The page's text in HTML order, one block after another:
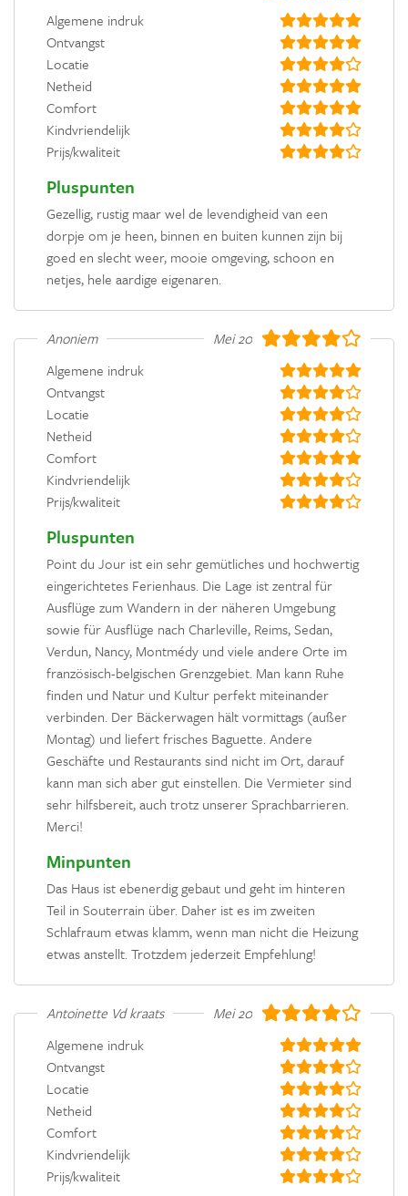
Algemene indruk
Ontvangst
Locatie
Netheid
Comfort
Kindvriendelijk
Prijs/kwaliteit
Pluspunten
Gezellig, rustig maar wel de levendigheid van een
dorpje om je heen, binnen en buiten kunnen zijn bij
goed en slecht weer, mooie omgeving, schoon en
netjes, hele aardige eigenaren.
Anoniem
Mei 2019
Algemene indruk
Ontvangst
Locatie
Netheid
Comfort
Kindvriendelijk
Prijs/kwaliteit
Pluspunten
Point du Jour ist ein sehr gemütliches und hochwertig
eingerichtetes Ferienhaus. Die Lage ist zentral für
Ausflüge zum Wandern in der näheren Umgebung
sowie für Ausflüge nach Charleville, Reims, Sedan,
Verdun, Nancy, Montmédy und viele andere Orte im
französisch-belgischen Grenzgebiet. Man kann Ruhe
finden und Natur und Kultur perfekt miteinander
verbinden. Der Bäckerwagen hält vormittags (außer
Montag) und liefert frisches Baguette. Andere
Geschäfte und Restaurants sind nicht im Ort, darauf
kann man sich aber gut einstellen. Die Vermieter sind
sehr hilfsbereit, auch trotz unserer Sprachbarrieren.
Merci!
Minpunten
Das Haus ist ebenerdig gebaut und geht im hinteren
Teil in Souterrain über. Daher ist es im zweiten
Schlafraum etwas klamm, wenn man nicht die Heizung
etwas anstellt. Trotzdem jederzeit Empfehlung!
Antoinette Vd kraats
Mei 2019
Algemene indruk
Ontvangst
Locatie
Netheid
Comfort
Kindvriendelijk
Prijs/kwaliteit